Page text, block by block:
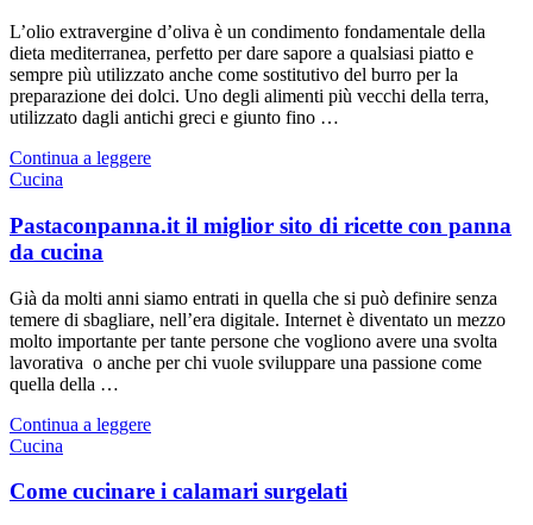
L’olio extravergine d’oliva è un condimento fondamentale della
dieta mediterranea, perfetto per dare sapore a qualsiasi piatto e
sempre più utilizzato anche come sostitutivo del burro per la
preparazione dei dolci. Uno degli alimenti più vecchi della terra,
utilizzato dagli antichi greci e giunto fino …
Continua a leggere
Cucina
Pastaconpanna.it il miglior sito di ricette con panna
da cucina
Già da molti anni siamo entrati in quella che si può definire senza
temere di sbagliare, nell’era digitale. Internet è diventato un mezzo
molto importante per tante persone che vogliono avere una svolta
lavorativa o anche per chi vuole sviluppare una passione come
quella della …
Continua a leggere
Cucina
Come cucinare i calamari surgelati